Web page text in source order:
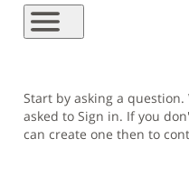
Start by asking a question.
asked to Sign in. If you
can create one then to